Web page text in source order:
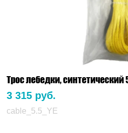
Трос лебедки,
3 315 руб.
cable_5.5_YE